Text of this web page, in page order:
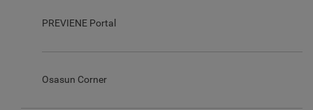
PREVIENE Portal
Osasun Corner